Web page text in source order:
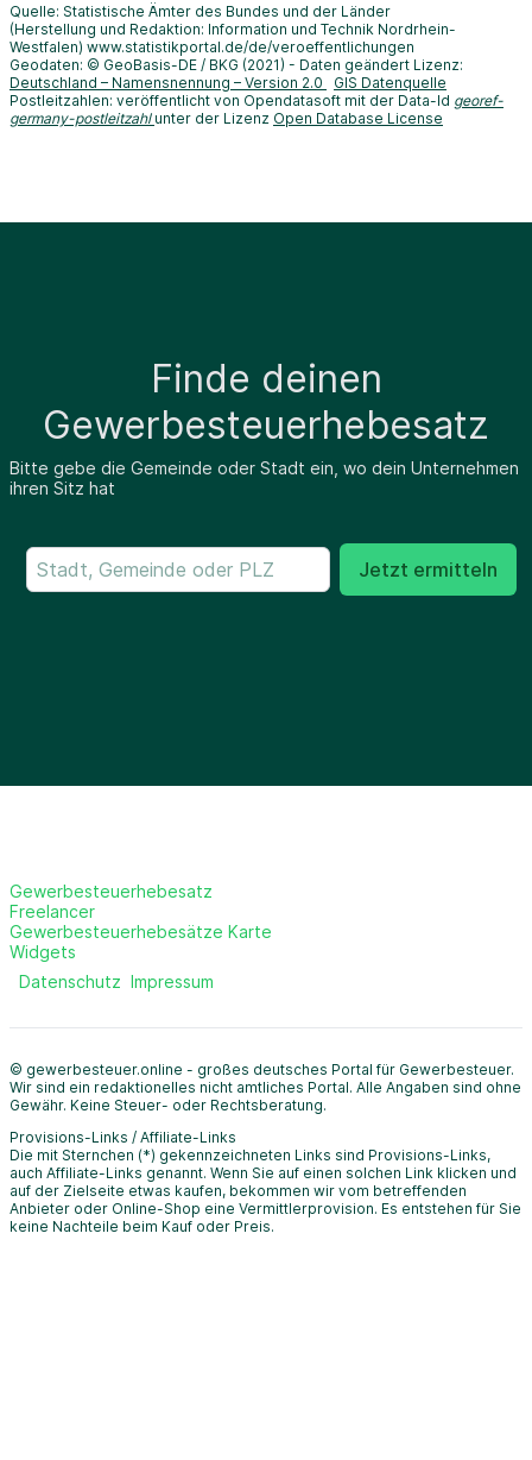
Quelle: Statistische Ämter des Bundes und der Länder
(Herstellung und Redaktion: Information und Technik Nordrhein-
Westfalen) www.statistikportal.de/de/veroeffentlichungen
Geodaten: © GeoBasis-DE / BKG (2021) - Daten geändert Lizenz:
Deutschland – Namensnennung – Version 2.0
GIS Datenquelle
Postleitzahlen: veröffentlicht von Opendatasoft mit der Data-Id georef-
germany-postleitzahl unter der Lizenz Open Database License
Finde deinen
Gewerbesteuerhebesatz
Bitte gebe die Gemeinde oder Stadt ein, wo dein Unternehmen
ihren Sitz hat
Jetzt ermitteln
Gewerbesteuerhebesatz
Freelancer
Gewerbesteuerhebesätze Karte
Widgets
Datenschutz Impressum
© gewerbesteuer.online - großes deutsches Portal für Gewerbesteuer.
Wir sind ein redaktionelles nicht amtliches Portal. Alle Angaben sind ohne
Gewähr. Keine Steuer- oder Rechtsberatung.
Provisions-Links / Affiliate-Links
Die mit Sternchen (*) gekennzeichneten Links sind Provisions-Links,
auch Affiliate-Links genannt. Wenn Sie auf einen solchen Link klicken und
auf der Zielseite etwas kaufen, bekommen wir vom betreffenden
Anbieter oder Online-Shop eine Vermittlerprovision. Es entstehen für Sie
keine Nachteile beim Kauf oder Preis.